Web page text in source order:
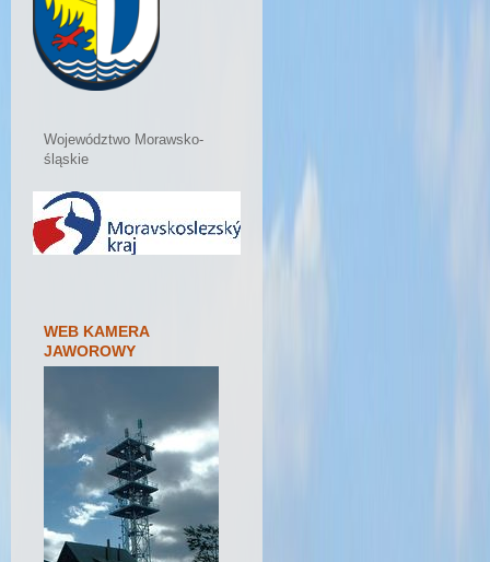
Województwo Morawsko-
śląskie
WEB KAMERA
JAWOROWY